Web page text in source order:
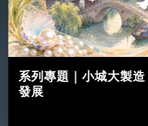
系列專題｜小城大製
發展